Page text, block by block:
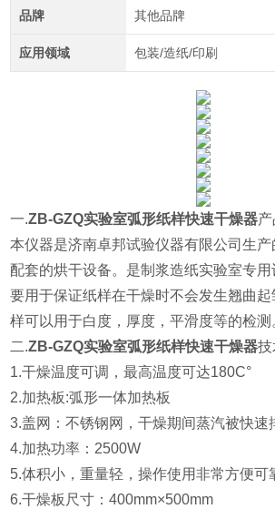
品牌 其他品牌
应用领域 包装/造纸/印刷
一.ZB-GZQ实验室弧形纸样快速干燥器产
本仪器是济南卓邦试验仪器有限公司生
配套的烘干设备。是制浆造纸实验室专
要用于保证纸样在干燥时不会发生翘曲
样可以用于白度，厚度，平滑度等的检测
二.ZB-GZQ实验室弧形纸样快速干燥器技
1.干燥温度可调，最高温度可达180C°
2.加热板:弧形一体加热板
3.盖网：不锈钢网，干燥期间蒸汽被快速
4.加热功率：2500W
5.体积小，重量轻，操作使用非常方便可
6.干燥板尺寸：400mm×500mm